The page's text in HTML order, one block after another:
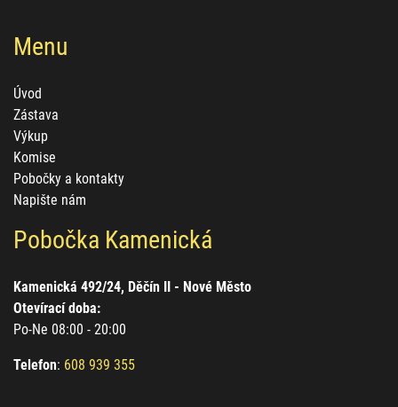
Menu
Úvod
Zástava
Výkup
Komise
Pobočky a kontakty
Napište nám
Pobočka Kamenická
Kamenická 492/24, Děčín II - Nové Město
Otevírací doba:
Po-Ne 08:00 - 20:00
Telefon: 608 939 355